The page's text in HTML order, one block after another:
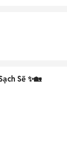
Sẽ ✨🏡